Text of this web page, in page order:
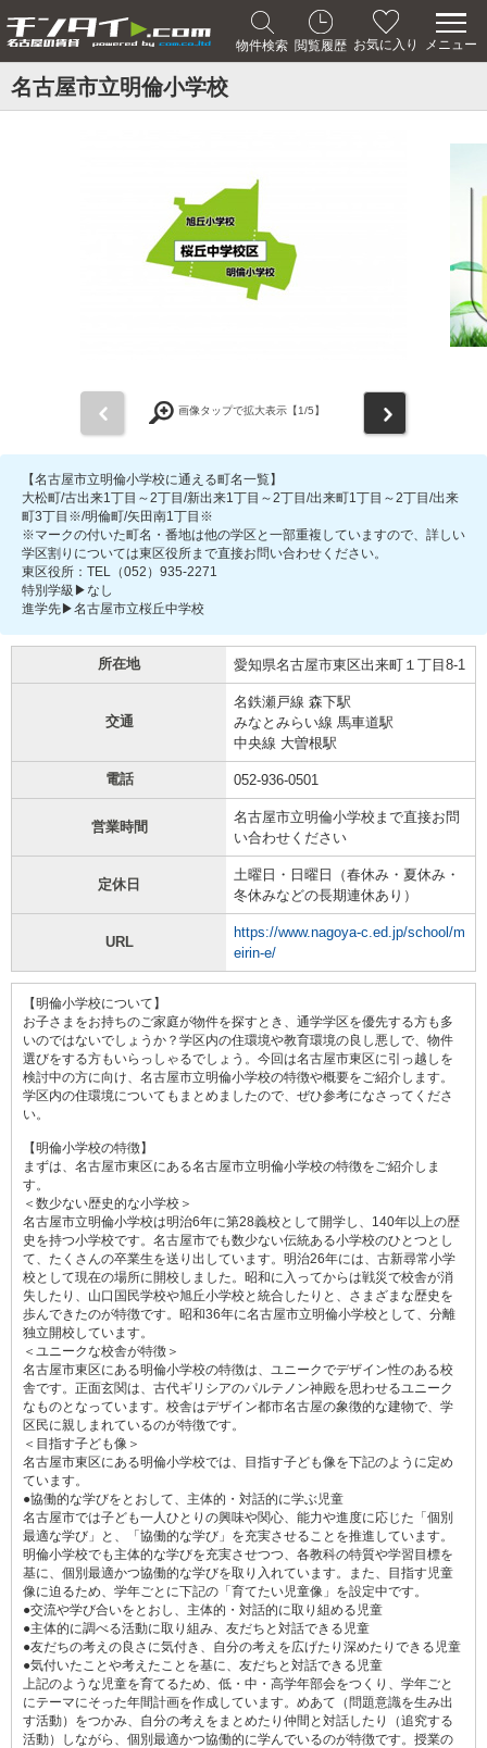
物件検索 閲覧履歴 お気に入り メニュー
名古屋市立明倫小学校
画像タップで拡大表示【1/5】
【名古屋市立明倫小学校に通える町名一覧】
大松町/古出来1丁目～2丁目/新出来1丁目～2丁目/出来町1丁目～2丁目/出来
町3丁目※/明倫町/矢田南1丁目※
※マークの付いた町名・番地は他の学区と一部重複していますので、詳しい
学区割りについては東区役所まで直接お問い合わせください。
東区役所：TEL（052）935-2271
特別学級▶なし
進学先▶名古屋市立桜丘中学校
所在地 愛知県名古屋市東区出来町１丁目8-1
交通
名鉄瀬戸線 森下駅
みなとみらい線 馬車道駅
中央線 大曽根駅
電話 052-936-0501
営業時間
名古屋市立明倫小学校まで直接お問
い合わせください
定休日
土曜日・日曜日（春休み・夏休み・
冬休みなどの長期連休あり）
URL
https://www.nagoya-c.ed.jp/school/m
eirin-e/
【明倫小学校について】
お子さまをお持ちのご家庭が物件を探すとき、通学学区を優先する方も多
いのではないでしょうか？学区内の住環境や教育環境の良し悪しで、物件
選びをする方もいらっしゃるでしょう。今回は名古屋市東区に引っ越しを
検討中の方に向け、名古屋市立明倫小学校の特徴や概要をご紹介します。
学区内の住環境についてもまとめましたので、ぜひ参考になさってくださ
い。
【明倫小学校の特徴】
まずは、名古屋市東区にある名古屋市立明倫小学校の特徴をご紹介しま
す。
＜数少ない歴史的な小学校＞
名古屋市立明倫小学校は明治6年に第28義校として開学し、140年以上の歴
史を持つ小学校です。名古屋市でも数少ない伝統ある小学校のひとつとし
て、たくさんの卒業生を送り出しています。明治26年には、古新尋常小学
校として現在の場所に開校しました。昭和に入ってからは戦災で校舎が消
失したり、山口国民学校や旭丘小学校と統合したりと、さまざまな歴史を
歩んできたのが特徴です。昭和36年に名古屋市立明倫小学校として、分離
独立開校しています。
＜ユニークな校舎が特徴＞
名古屋市東区にある明倫小学校の特徴は、ユニークでデザイン性のある校
舎です。正面玄関は、古代ギリシアのパルテノン神殿を思わせるユニーク
なものとなっています。校舎はデザイン都市名古屋の象徴的な建物で、学
区民に親しまれているのが特徴です。
＜目指す子ども像＞
名古屋市東区にある明倫小学校では、目指す子ども像を下記のように定め
ています。
●協働的な学びをとおして、主体的・対話的に学ぶ児童
名古屋市では子ども一人ひとりの興味や関心、能力や進度に応じた「個別
最適な学び」と、「協働的な学び」を充実させることを推進しています。
明倫小学校でも主体的な学びを充実させつつ、各教科の特質や学習目標を
基に、個別最適かつ協働的な学びを取り入れています。また、目指す児童
像に迫るため、学年ごとに下記の「育てたい児童像」を設定中です。
●交流や学び合いをとおし、主体的・対話的に取り組める児童
●主体的に調べる活動に取り組み、友だちと対話できる児童
●友だちの考えの良さに気付き、自分の考えを広げたり深めたりできる児童
●気付いたことや考えたことを基に、友だちと対話できる児童
上記のような児童を育てるため、低・中・高学年部会をつくり、学年ごと
にテーマにそった年間計画を作成しています。めあて（問題意識を生み出
す活動）をつかみ、自分の考えをまとめたり仲間と対話したり（追究する
活動）しながら、個別最適かつ協働的に学んでいるのが特徴です。授業の